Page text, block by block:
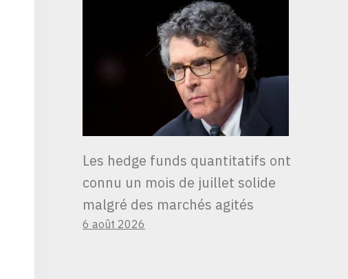
Les hedge funds quantitatifs ont
connu un mois de juillet solide
malgré des marchés agités
6 août 2026